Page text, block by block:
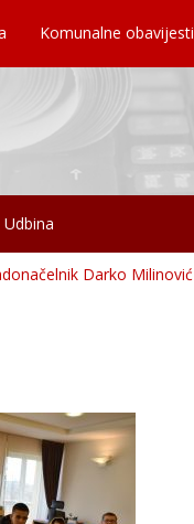
Komunalne obavijesti
Udbina
Darko Milinović